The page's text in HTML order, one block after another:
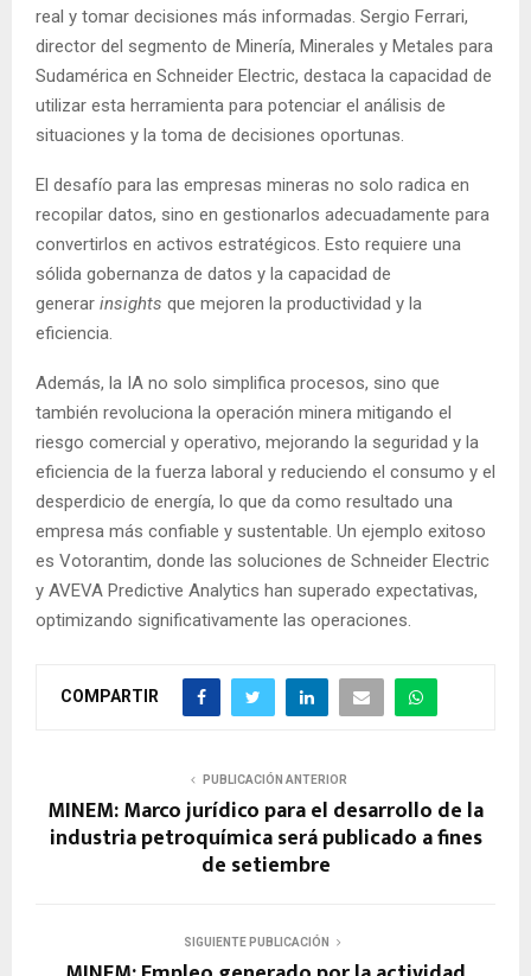
real y tomar decisiones más informadas. Sergio Ferrari,
director del segmento de Minería, Minerales y Metales para
Sudamérica en Schneider Electric, destaca la capacidad de
utilizar esta herramienta para potenciar el análisis de
situaciones y la toma de decisiones oportunas.
El desafío para las empresas mineras no solo radica en
recopilar datos, sino en gestionarlos adecuadamente para
convertirlos en activos estratégicos. Esto requiere una
sólida gobernanza de datos y la capacidad de
generar insights que mejoren la productividad y la
eficiencia.
Además, la IA no solo simplifica procesos, sino que
también revoluciona la operación minera mitigando el
riesgo comercial y operativo, mejorando la seguridad y la
eficiencia de la fuerza laboral y reduciendo el consumo y el
desperdicio de energía, lo que da como resultado una
empresa más confiable y sustentable. Un ejemplo exitoso
es Votorantim, donde las soluciones de Schneider Electric
y AVEVA Predictive Analytics han superado expectativas,
optimizando significativamente las operaciones.
COMPARTIR
PUBLICACIÓN ANTERIOR
MINEM: Marco jurídico para el desarrollo de la
industria petroquímica será publicado a fines
de setiembre
SIGUIENTE PUBLICACIÓN